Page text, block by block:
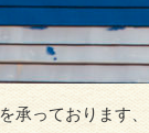
承っております